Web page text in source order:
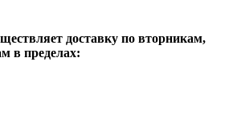
доставку по вторникам,
в пределах: